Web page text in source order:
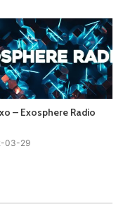
– Exosphere Radio
03-29